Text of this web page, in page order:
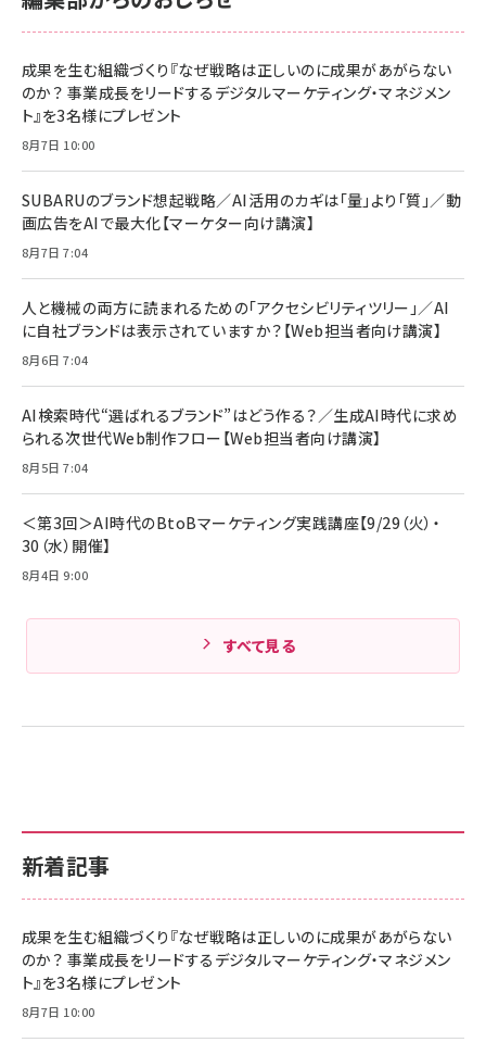
anan(アンアン)2026/06/24号 No.2500増刊
スペシャルエディション[王道エンタメの矜持／
￥1,100
anan(アンアン)2026/07/08号 No.2502[2026
￥880
ママ投資家が育休中に１億貯めた株式投資
組織の成果を最大化する ルールのデザイン
￥1,980
Amazonランキングをもっと見る
NIMASO ガラスフィルム iPhone 17 用 保護フィ
すい ガイド枠付き いPhone17 (6.3インチ) 対応
2枚セット DSP25F1698
￥1,599
￥6,980
全ワイヤレスイヤホン/アクティブノイズキャンセリ
技術基準適合】ブラック
￥5,990
ケーブル Anker絡まないケーブル 240W 結束バン
ド付き USB PD対応 シリコン素材採用 iPhone
17 / 16 / 15 / Galaxy iPad Pro MacBook
Pro/Air 各種対応 (1.8m ミッドナイトブラック)
￥1,890
Amazon eギフトカード - Amazonロゴ - クラ
￥5,000
Anker PowerLine III Flow USB-C & USB-C
Pro/Air 各種対応 (1.8m ミッドナイトブラック)
￥1,890
サッポロ 生ビール 黒ラベル 350ml 缶 24本 ビー
ル ケース買い【6/30応募〆切! 黒ラベルビヤセラー
￥4,857
新着記事
成果を生む組織づくり『なぜ戦略は正しいのに成果があがらない
のか？ 事業成長をリードするデジタルマーケティング・マネジメン
ト』を3名様にプレゼント
8月7日 10:00
成果を生む組織づくり『なぜ戦略は正しいのに成果があがらない
のか？ 事業成長をリードするデジタルマーケティング・マネジメン
ト』を3名様にプレゼント
8月7日 10:00
SUBARUのブランド想起戦略／AI活用のカギは「量」より「質」／動
画広告をAIで最大化【マーケター向け講演】
8月7日 7:04
人と機械の両方に読まれるための「アクセシビリティツリー」／AI
に自社ブランドは表示されていますか？【Web担当者向け講演】
8月6日 7:04
AI検索時代“選ばれるブランド”はどう作る？／生成AI時代に求め
られる次世代Web制作フロー【Web担当者向け講演】
8月5日 7:04
＜第3回＞AI時代のBtoBマーケティング実践講座【9/29（火）・
30（水）開催】
8月4日 9:00
すべて見る